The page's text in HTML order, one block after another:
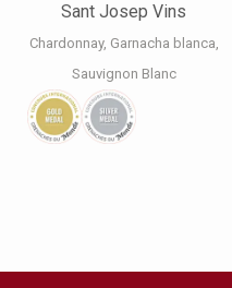
Sant Josep Vins
Chardonnay Garnacha blanca
Sauvignon Blanc